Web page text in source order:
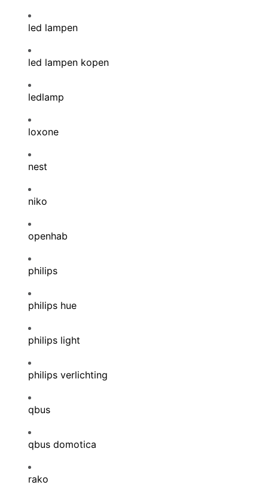
led lampen
led lampen kopen
ledlamp
loxone
nest
niko
openhab
philips
philips hue
philips light
philips verlichting
qbus
qbus domotica
rako